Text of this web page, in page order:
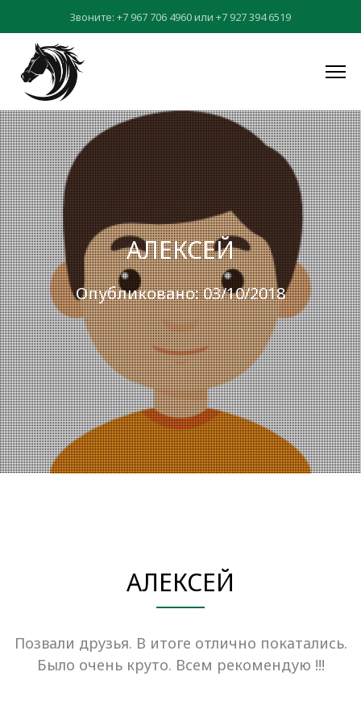
Звоните: +7 967 706 4960или +7 927 394 6519
АЛЕКСЕЙ
Опубликовано: 03/10/2018
АЛЕКСЕЙ
Позвали друзья. В итоге отлично покатались.
Было очень круто. Всем рекомендую !!!